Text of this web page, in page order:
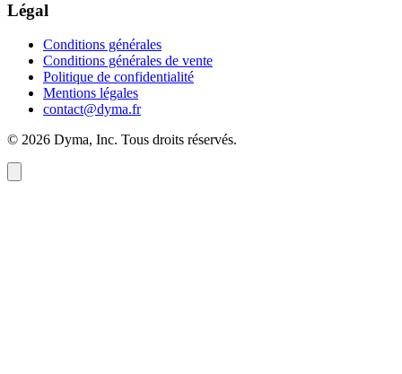
Légal
Conditions générales
Conditions générales de vente
Politique de confidentialité
Mentions légales
contact@dyma.fr
© 2026 Dyma, Inc. Tous droits réservés.